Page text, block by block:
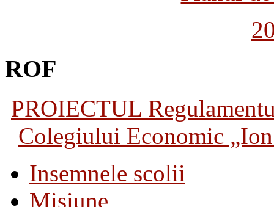
ROF
PROIECTUL
Colegiului Economic
Insemnele scolii
Misiune